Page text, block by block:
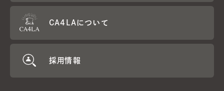
CA4LAについて
採用情報